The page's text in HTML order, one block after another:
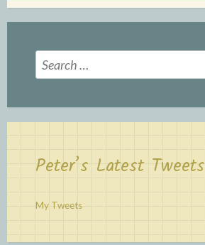
Search
for:
Peter’s Latest Tweets
My Tweets